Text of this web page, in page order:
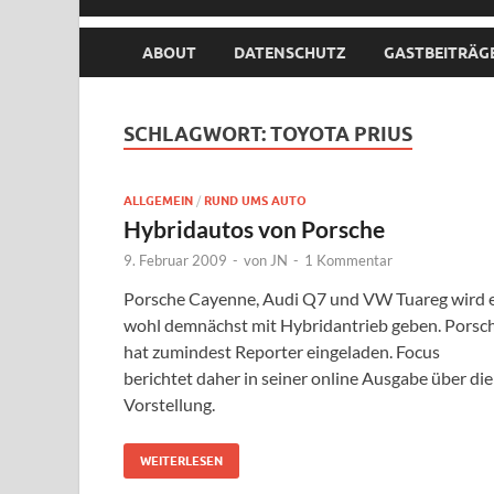
ABOUT DATENSCHUTZ
SCHLAGWORT:TOYOTA PRIUS
ALLGEMEIN / RUND UMS AUTO
Hybridautos von Porsche
9. Februar 2009 - von JN - 1 Kommentar
Porsche Cayenne, Audi Q7 und VW Tuareg wird
wohl demnächst mit Hybridantrieb geben.
hat zumindest Reporter eingeladen. Focus
berichtet daher in seiner online Ausgabe über die
Vorstellung.
WEITERLESEN